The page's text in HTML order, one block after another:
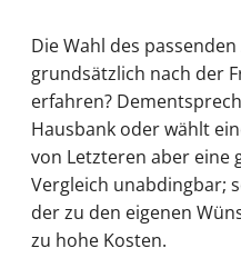
Die Wahl des
grundsätzlich nach der
erfahren?
Hausbank oder wählt
von Letzteren aber eine
Vergleich unabdingbar;
der zu den eigenen
zu hohe Kosten.